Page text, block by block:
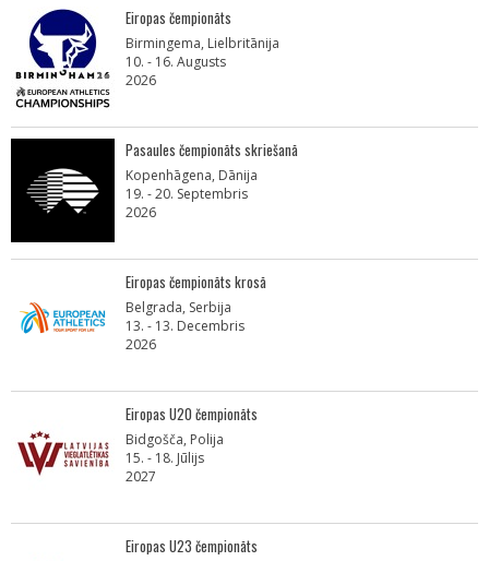
Eiropas čempionāts
Birmingema, Lielbritānija
10. - 16. Augusts
2026
Pasaules čempionāts skriešanā
Kopenhāgena, Dānija
19. - 20. Septembris
2026
Eiropas čempionāts krosā
Belgrada, Serbija
13. - 13. Decembris
2026
Eiropas U20 čempionāts
Bidgošča, Polija
15. - 18. Jūlijs
2027
Eiropas U23 čempionāts